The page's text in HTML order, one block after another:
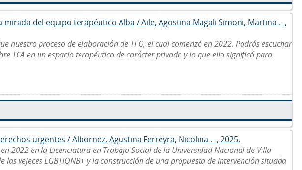
mirada del equipo terapéutico Alba / Aile, Agostina Magali Simoni, Martina .- ,
nuestro proceso de elaboración de TFG, el cual comenzó en 2022. Podrás escuchar
TCA en un espacio terapéutico de carácter privado y lo que ello significó para
urgentes / Albornoz, Agustina Ferreyra, Nicolina .- , 2025.
2022 en la Licenciatura en Trabajo Social de la Universidad Nacional de Villa
vejeces LGBTIQNB+ y la construcción de una propuesta de intervención situada